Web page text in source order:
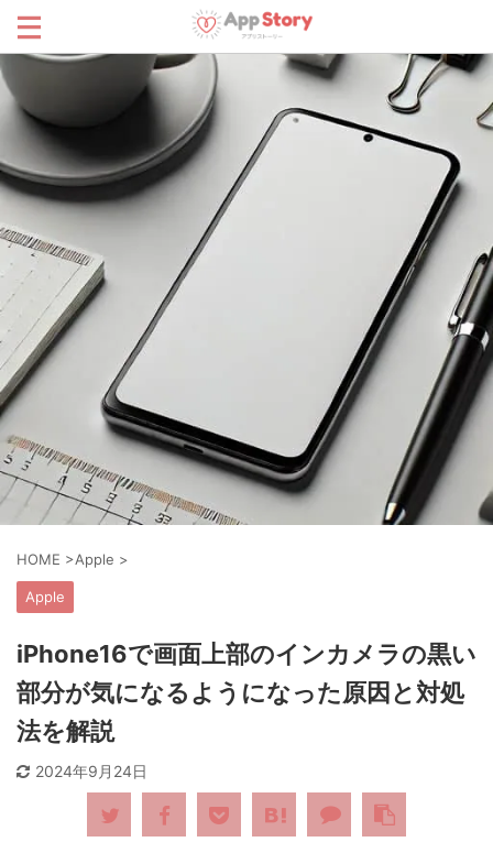
HOME >Apple >
Apple
iPhone16で画面上部のインカメラの黒い
部分が気になるようになった原因と対処
法を解説
2024年9月24日